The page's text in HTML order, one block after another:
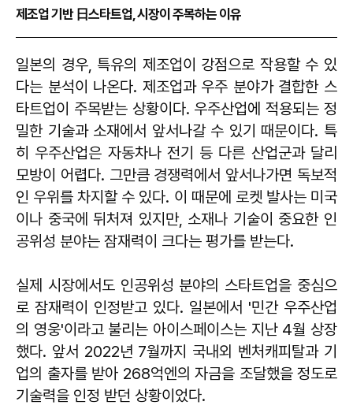
제조업 기반 日스타트업, 시장이 주목하는 이유
일본의 경우, 특유의 제조업이 강점으로 작용할 수 있
다는 분석이 나온다. 제조업과 우주 분야가 결합한 스
타트업이 주목받는 상황이다. 우주산업에 적용되는 정
밀한 기술과 소재에서 앞서나갈 수 있기 때문이다. 특
히 우주산업은 자동차나 전기 등 다른 산업군과 달리
모방이 어렵다. 그만큼 경쟁력에서 앞서나가면 독보적
인 우위를 차지할 수 있다. 이 때문에 로켓 발사는 미국
이나 중국에 뒤처져 있지만, 소재나 기술이 중요한 인
공위성 분야는 잠재력이 크다는 평가를 받는다.
실제 시장에서도 인공위성 분야의 스타트업을 중심으
로 잠재력이 인정받고 있다. 일본에서 '민간 우주산업
의 영웅'이라고 불리는 아이스페이스는 지난 4월 상장
했다. 앞서 2022년 7월까지 국내외 벤처캐피탈과 기
업의 출자를 받아 268억엔의 자금을 조달했을 정도로
기술력을 인정 받던 상황이었다.